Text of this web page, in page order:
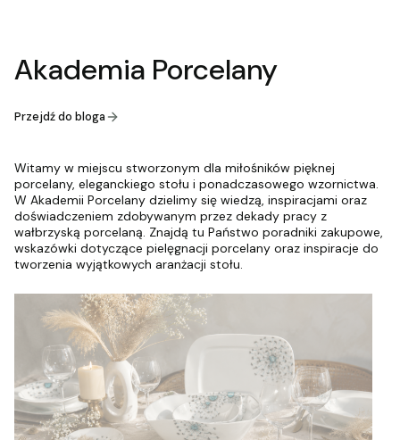
Akademia Porcelany
Przejdź do bloga
Witamy w miejscu stworzonym dla miłośników pięknej
porcelany, eleganckiego stołu i ponadczasowego wzornictwa.
W Akademii Porcelany dzielimy się wiedzą, inspiracjami oraz
doświadczeniem zdobywanym przez dekady pracy z
wałbrzyską porcelaną. Znajdą tu Państwo poradniki zakupowe,
wskazówki dotyczące pielęgnacji porcelany oraz inspiracje do
tworzenia wyjątkowych aranżacji stołu.